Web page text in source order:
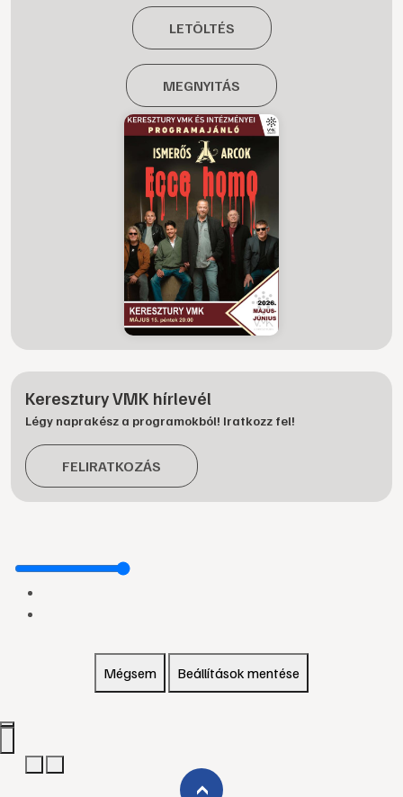
LETÖLTÉS
MEGNYITÁS
Keresztury VMK hírlevél
Légy naprakész a programokból! Iratkozz fel!
FELIRATKOZÁS
Mégsem Beállítások mentése
›